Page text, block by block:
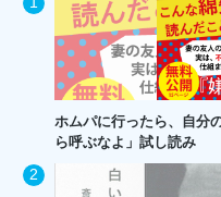
ホムパに行ったら、自分
ら呼ぶなよ」試し読み